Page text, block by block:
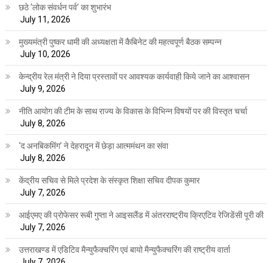
छठे ‘लोक संवर्धन पर्व’ का शुभारंभ
July 11, 2026
मुख्यमंत्री पुष्कर धामी की अध्यक्षता में कैबिनेट की महत्वपूर्ण बैठक सम्पन्न
July 10, 2026
केन्द्रीय रेल मंत्री ने दिया प्रस्तावों पर आवश्यक कार्यवाही किये जाने का आश्वासन
July 9, 2026
नीति आयोग की टीम के साथ राज्य के विकास के विभिन्न विषयों पर की विस्तृत चर्चा
July 8, 2026
‘द अनबिकमिंग’ ने देहरादून में छेड़ा आत्ममंथन का संवा
July 8, 2026
केंद्रीय सचिव से मिले प्रदेश के संस्कृत शिक्षा सचिव दीपक कुमार
July 7, 2026
आईएमए की प्रोफेसर रूबी गुप्ता ने आइसलैंड में अंतरराष्ट्रीय क्रिएटिव रेजिडेंसी पूरी की
July 7, 2026
उत्तराखण्ड में एडिटिव मैन्युफैक्चरिंग एवं बायो मैन्युफैक्चरिंग की राष्ट्रीय वार्ता